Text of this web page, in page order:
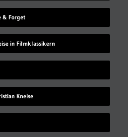
& Forget
in Filmklassikern
Kneise